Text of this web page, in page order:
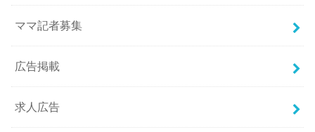
ママ記者募集
広告掲載
求人広告